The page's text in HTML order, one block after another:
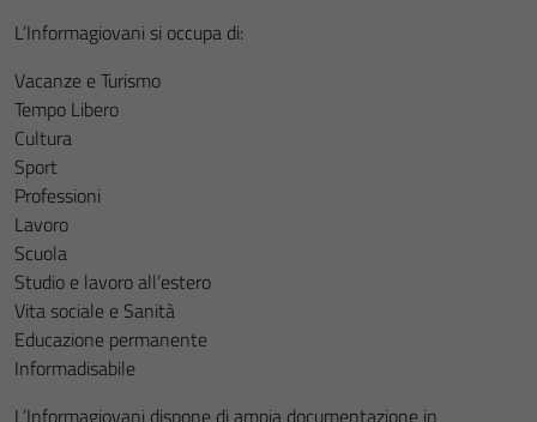
L’Informagiovani si occupa di:
Vacanze e Turismo
Tempo Libero
Cultura
Sport
Professioni
Lavoro
Scuola
Studio e lavoro all’estero
Vita sociale e Sanità
Educazione permanente
Informadisabile
L’Informagiovani dispone di ampia documentazione in